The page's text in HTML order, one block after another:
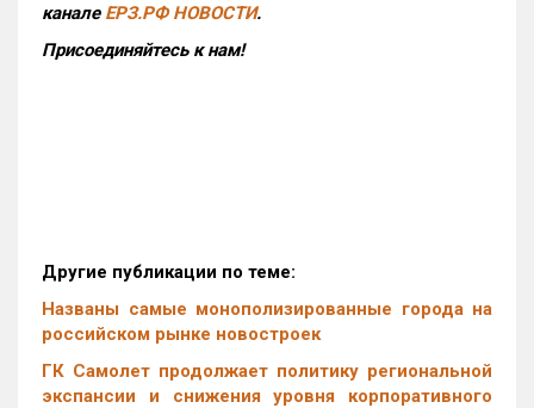
канале ЕРЗ.РФ НОВОСТИ.
Присоединяйтесь к нам!
Другие публикации по теме:
Названы самые монополизированные города на
российском рынке новостроек
ГК Самолет продолжает политику региональной
экспансии и снижения уровня корпоративного